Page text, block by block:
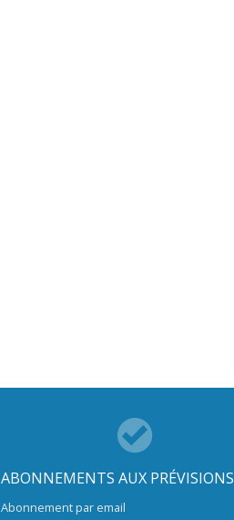
ABONNEMENTS AUX PRÉVISIONS
Abonnement par email